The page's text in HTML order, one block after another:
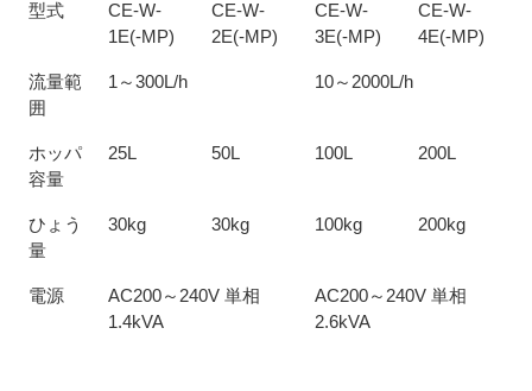
型式
CE-W-
1E(-MP)
CE-W-
2E(-MP)
CE-W-
3E(-MP)
CE-W-
4E(-MP)
流量範
囲
1～300L/h 10～2000L/h
ホッパ
容量
25L 50L 100L 200L
ひょう
量
30kg 30kg 100kg 200kg
電源
AC200～240V 単相
1.4kVA
AC200～240V 単相
2.6kVA